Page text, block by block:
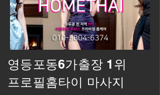
영등포동6가출장 1위
프로필홈타이 마사지